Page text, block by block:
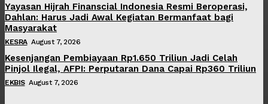
Yayasan Hijrah Finanscial Indonesia Resmi Beroperasi,
Dahlan: Harus Jadi Awal Kegiatan Bermanfaat bagi
Masyarakat
KESRA August 7, 2026
Kesenjangan Pembiayaan Rp1.650 Triliun Jadi Celah
Pinjol Ilegal, AFPI: Perputaran Dana Capai Rp360 Triliun
EKBIS August 7, 2026